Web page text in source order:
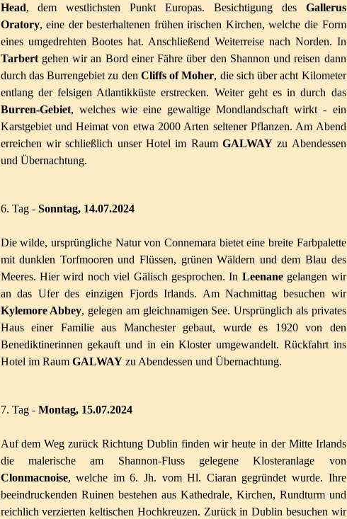
Head, dem westlichsten Punkt Europas. Besichtigung des Gallerus
Oratory, eine der besterhaltenen frühen irischen Kirchen, welche die Form
eines umgedrehten Bootes hat. Anschließend Weiterreise nach Norden. In
Tarbertgehen wir an Bord einer Fähre über den Shannon und reisen dann
durch das Burrengebiet zu den Cliffs of Moher, die sich über acht Kilometer
entlang der felsigen Atlantikküste erstrecken. Weiter geht es in durch das
Burren-Gebiet, welches wie eine gewaltige Mondlandschaft wirkt - ein
Karstgebiet und Heimat von etwa 2000 Arten seltener Pflanzen. Am Abend
erreichen wir schließlich unser Hotel im Raum GALWAYzu Abendessen
und Übernachtung.
6. Tag - Sonntag, 14.07.2024
Die wilde, ursprüngliche Natur von Connemara bietet eine breite Farbpalette
mit dunklen Torfmooren und Flüssen, grünen Wäldern und dem Blau des
Meeres. Hier wird noch viel Gälisch gesprochen. In Leenanegelangen wir
an das Ufer des einzigen Fjords Irlands. Am Nachmittag besuchen wir
Kylemore Abbey, gelegen am gleichnamigen See. Ursprünglich als privates
Haus einer Familie aus Manchester gebaut, wurde es 1920 von den
Benediktinerinnen gekauft und in ein Kloster umgewandelt. Rückfahrt ins
Hotel im Raum GALWAYzu Abendessen und Übernachtung.
7. Tag -Montag, 15.07.2024
Auf dem Weg zurück Richtung Dublin finden wir heute in der Mitte Irlands
die malerische am Shannon-Fluss gelegene Klosteranlage von
Clonmacnoise, welche im 6. Jh. vom Hl. Ciaran gegründet wurde. Ihre
beeindruckenden Ruinen bestehen aus Kathedrale, Kirchen, Rundturm und
reichlich verzierten keltischen Hochkreuzen. Zurück in Dublin besuchen wir